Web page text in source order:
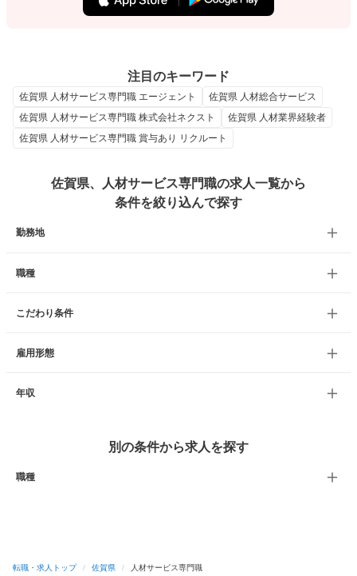
注目のキーワード
佐賀県 人材サービス専門職 エージェント
佐賀県 人材総合サービス
佐賀県 人材サービス専門職 株式会社ネクスト
佐賀県 人材業界経験者
佐賀県 人材サービス専門職 賞与あり リクルート
佐賀県、人材サービス専門職の求人一覧から
条件を絞り込んで探す
勤務地
職種
こだわり条件
雇用形態
年収
別の条件から求人を探す
職種
転職・求人トップ / 佐賀県 / 人材サービス専門職